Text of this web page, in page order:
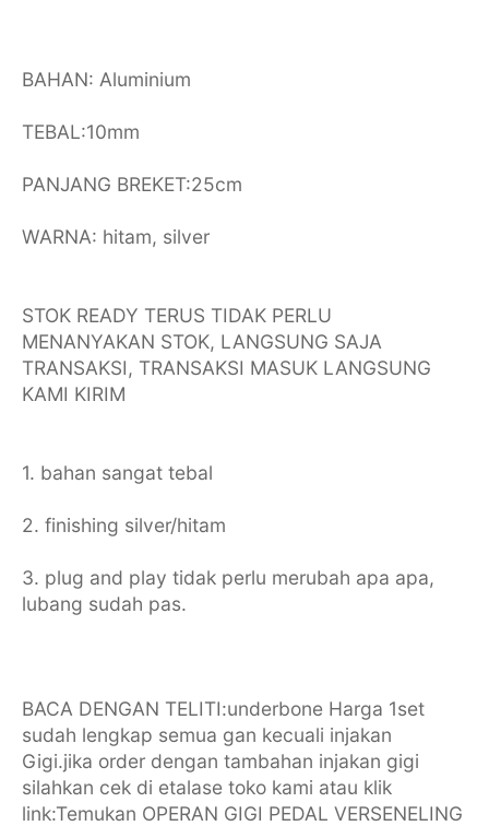
BAHAN: Aluminium
TEBAL:10mm
PANJANG BREKET:25cm
WARNA: hitam, silver
STOK READY TERUS TIDAK PERLU
MENANYAKAN STOK, LANGSUNG SAJA
TRANSAKSI, TRANSAKSI MASUK LANGSUNG
KAMI KIRIM
1. bahan sangat tebal
2. finishing silver/hitam
3. plug and play tidak perlu merubah apa apa,
lubang sudah pas.
BACA DENGAN TELITI:underbone Harga 1set
sudah lengkap semua gan kecuali injakan
Gigi.jika order dengan tambahan injakan gigi
silahkan cek di etalase toko kami atau klik
link:Temukan OPERAN GIGI PEDAL VERSENELING